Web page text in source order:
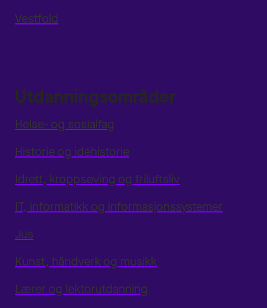
Vestfold
Utdanningsområder
Helse- og sosialfag
Historie og idéhistorie
Idrett, kroppsøving og friluftsliv
IT, informatikk og informasjonssystemer
Jus
Kunst, håndverk og musikk
Lærer og lektorutdanning